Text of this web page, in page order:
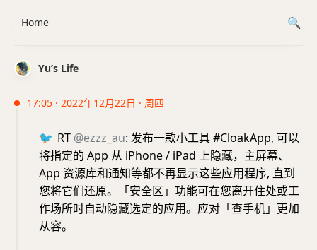
Yu’s Life
17:05 · 2022年12月22日 · 周四
🐦 RT @ezzz_au: 发布一款小工具 #CloakApp, 可以
将指定的 App 从 iPhone / iPad 上隐藏，主屏幕、
App 资源库和通知等都不再显示这些应用程序, 直到
您将它们还原。「安全区」功能可在您离开住处或工
作场所时自动隐藏选定的应用。应对「查手机」更加
从容。
Home